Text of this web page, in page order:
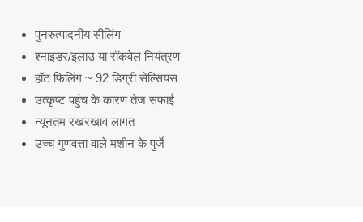
पुनरुत्पादनीय सीलिंग
श्नाइडर/इलाउ या रॉकवेल नियंत्रण
हॉट फिलिंग ~ 92 डिग्री सेल्सियस
उत्कृष्ट पहुंच के कारण तेज सफाई
न्यूनतम रखरखाव लागत
उच्च गुणवत्ता वाले मशीन के पुर्जे